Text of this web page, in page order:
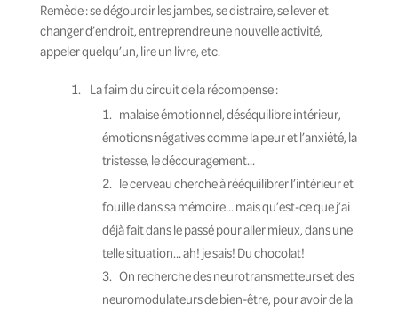
Remède : se dégourdir les jambes, se distraire, se lever et
changer d’endroit, entreprendre une nouvelle activité,
appeler quelqu’un, lire un livre, etc.
La faim du circuit de la récompense :
malaise émotionnel, déséquilibre intérieur,
émotions négatives comme la peur et l’anxiété, la
tristesse, le découragement…
le cerveau cherche à rééquilibrer l’intérieur et
fouille dans sa mémoire… mais qu’est-ce que j’ai
déjà fait dans le passé pour aller mieux, dans une
telle situation… ah! je sais! Du chocolat!
On recherche des neurotransmetteurs et des
neuromodulateurs de bien-être, pour avoir de la